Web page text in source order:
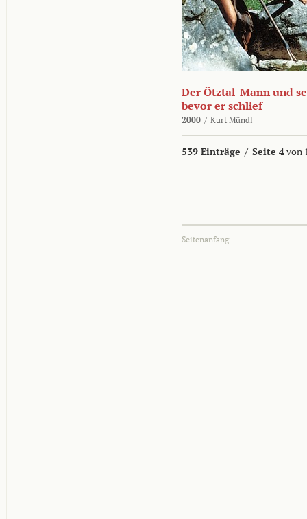
Der Ötztal-Mann und
bevor er schlief
2000 / Kurt Mündl
539 Einträge / Seite 4von
Seitenanfang